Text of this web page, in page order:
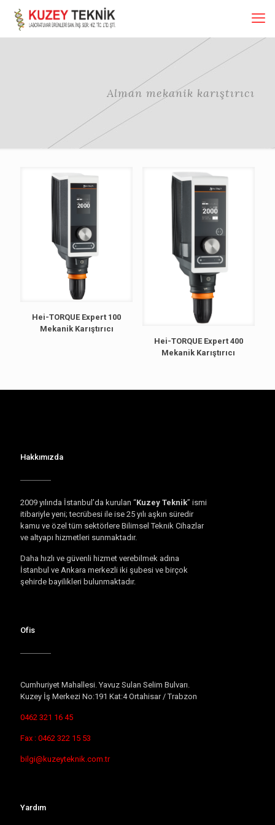
Alman mekanik karıştırıcı
Hei-TORQUE Expert 100
Mekanik Karıştırıcı
Hei-TORQUE Expert 400
Mekanik Karıştırıcı
Hakkımızda
2009 yılında İstanbul’da kurulan “Kuzey Teknik” ismi
itibariyle yeni; tecrübesi ile ise 25 yılı aşkın süredir
kamu ve özel tüm sektörlere Bilimsel Teknik Cihazlar
ve altyapı hizmetleri sunmaktadır.
Daha hızlı ve güvenli hizmet verebilmek adına
İstanbul ve Ankara merkezli iki şubesi ve birçok
şehirde bayilikleri bulunmaktadır.
Ofis
Cumhuriyet Mahallesi. Yavuz Sulan Selim Bulvarı.
Kuzey İş Merkezi No:191 Kat:4 Ortahisar / Trabzon
0462 321 16 45
Fax : 0462 322 15 53
bilgi@kuzeyteknik.com.tr
Yardım